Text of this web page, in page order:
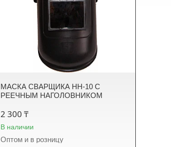
МАСКА СВАРЩИКА НН-10 С
РЕЕЧНЫМ НАГОЛОВНИКОМ
2 300 ₸
В наличии
Оптом и в розницу